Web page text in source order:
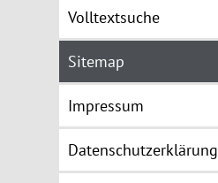
Volltextsuche
Sitemap
Impressum
Datenschutzerklärung